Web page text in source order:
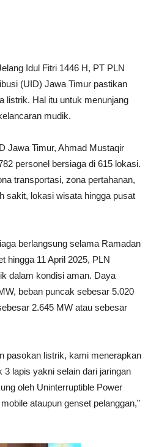
Idul Fitri 1446 H, PT PLN
(UID) Jawa Timur pastikan
listrik. Hal itu untuk menunjang
mudik.
Jawa Timur, Ahmad Mustaqir
personel bersiaga di 615 lokasi.
transportasi, zona pertahanan,
sakit, lokasi wisata hingga pusat
berlangsung selama Ramadan
hingga 11 April 2025, PLN
dalam kondisi aman. Daya
beban puncak sebesar 5.020
2.645 MW atau sebesar
pasokan listrik, kami menerapkan
lapis yakni selain dari jaringan
oleh Uninterruptible Power
ataupun genset pelanggan,”